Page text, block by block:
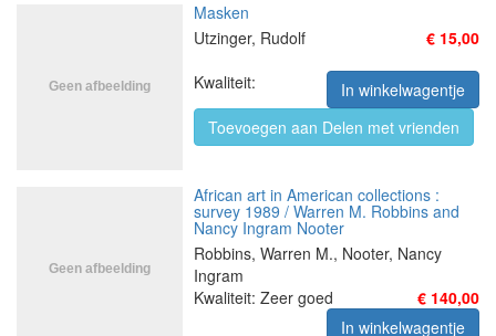
Masken
Utzinger, Rudolf
€ 15,00
Kwaliteit:
In winkelwagentje
Toevoegen aan Delen met vrienden
African art in American collections :
survey 1989 / Warren M. Robbins and
Nancy Ingram Nooter
Robbins, Warren M., Nooter, Nancy
Ingram
€ 140,00
Kwaliteit: Zeer goed
In winkelwagentje